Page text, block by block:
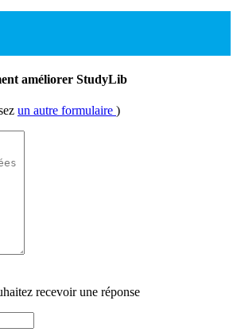
améliorer StudyLib
un autre formulaire )
recevoir une réponse